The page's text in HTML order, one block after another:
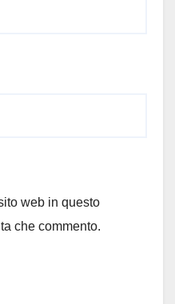
web in questo
che commento.